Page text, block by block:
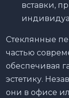
вставки,
Стеклянные
частью
обеспечивая
эстетику.
они в офисе